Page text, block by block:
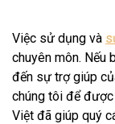
Việc sử dụng và
chuyên môn. Nếu
đến sự trợ giúp
chúng tôi để
Việt đã giúp quý